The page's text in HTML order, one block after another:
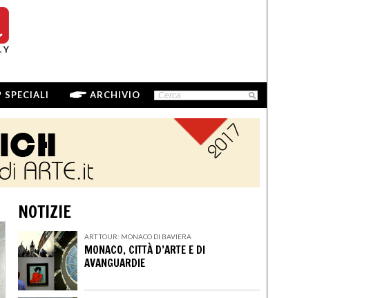
SPECIALI ARCHIVIO
NOTIZIE
ART TOUR: MONACO DI BAVIERA
MONACO, CITTÀ D’ARTE E DI
AVANGUARDIE